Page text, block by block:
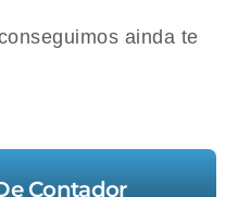
ainda te
Contador